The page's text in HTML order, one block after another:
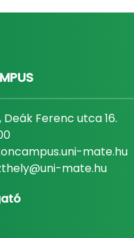
Ferenc utca 16.
mate.hu
mate.hu